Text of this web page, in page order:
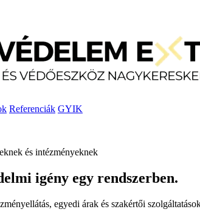
Referenciák GYIK
és intézményeknek
igény egy rendszerben.
egyedi árak és szakértői